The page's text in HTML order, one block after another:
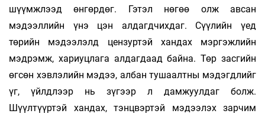
шүүмжлээд өнгөрдөг. Гэтэл нөгөө олж авсан
мэдээллийн үнэ цэн алдагдчихдаг. Сүүлийн үед
төрийн мэдээлэлд цензуртэй хандах мэргэжлийн
мэдрэмж, хариуцлага алдагдаад байна. Төр засгийн
өгсөн хэвлэлийн мэдээ, албан тушаалтны мэдэгдлийг
үг, үйлдлээр нь зүгээр л дамжуулдаг болж.
Шүүлтүүртэй хандах, тэнцвэртэй мэдээлэх зарчим